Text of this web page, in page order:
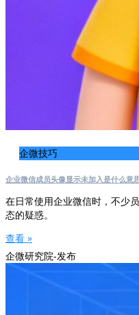
企微技巧
企业微信成员头像显示未加入是什么意
在日常使用企业微信时，不少
态的疑惑。
查看 »
企微研究院-发布